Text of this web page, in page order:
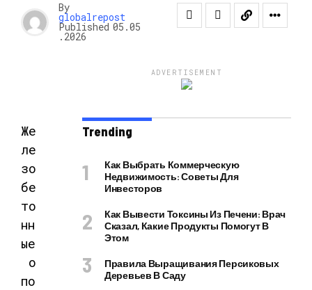
By
globalrepost
Published 05.05
.2026
Же
ле
зо
бе
то
нн
ые
о
по
ADVERTISEMENT
Trending
Как Выбрать Коммерческую
Недвижимость: Советы Для
Инвесторов
Как Вывести Токсины Из Печени: Врач
Сказал, Какие Продукты Помогут В
Этом
Правила Выращивания Персиковых
Деревьев В Саду